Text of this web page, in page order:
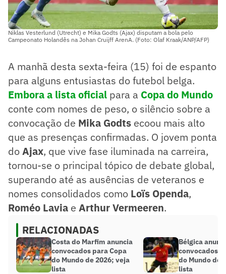
Niklas Vesterlund (Utrecht) e Mika Godts (Ajax) disputam a bola pelo
Campeonato Holandês na Johan Cruijff ArenA. (Foto: Olaf Kraak/ANP/AFP)
A manhã desta sexta-feira (15) foi de espanto
para alguns entusiastas do futebol belga.
Embora a lista oficial para a Copa do Mundo
conte com nomes de peso, o silêncio sobre a
convocação de Mika Godts ecoou mais alto
que as presenças confirmadas. O jovem ponta
doAjax, que vive fase iluminada na carreira,
tornou-se o principal tópico de debate global,
superando até as ausências de veteranos e
nomes consolidados como Loïs Openda,
Roméo Lavia e Arthur Vermeeren.
RELACIONADAS
Costa do Marfim anuncia
convocados para Copa
do Mundo de 2026; veja
lista
Bélgica
convocados
do Mundo de
lista